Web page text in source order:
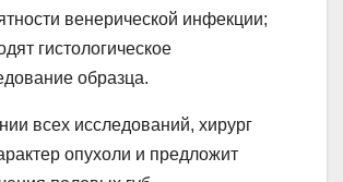
венерической инфекции;
гистологическое
образца.
всех исследований, хирург
опухоли и предложит